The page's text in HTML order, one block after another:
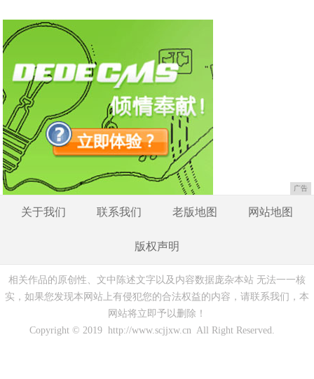
广告
关于我们 联系我们 老版地图 网站地图
版权声明
相关作品的原创性、文中陈述文字以及内容数据庞杂本站 无法一一核
实，如果您发现本网站上有侵犯您的合法权益的内容，请联系我们，本
网站将立即予以删除！
Copyright © 2019 http://www.scjjxw.cn All Right Reserved.